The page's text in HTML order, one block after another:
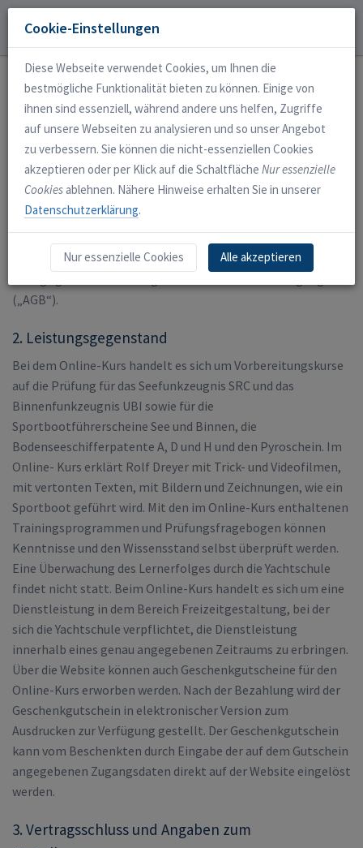
SRC.de
Geschäftsbedingungen
1. Geltungsbereich
Die Website www.src.de (im Folgenden „Website“) wird von
der Rolf Dreyer, Lehrbuchautor + Yachtschule, Inhaber Rolf
Dreyer, Lessingstr. 30, 33604 Bielefeld („Yachtschule“)
Online-Kurs sowie der Erwerb von Geschenkgutscheinen
(„AGB“).
2. Leistungsgegenstand
Bei dem Online-Kurs handelt es sich um Vorbereitungskurse
auf die Prüfung für das Seefunkzeugnis SRC und das
Binnenfunkzeugnis UBI sowie für die
Sportbootführerscheine See und Binnen, die
Bodenseeschifferpatente A, D und H und den Pyroschein. Im
Online- Kurs erklärt Rolf Dreyer mit Trick- und Videofilmen,
mit vertonten Texten, mit Bildern und Zeichnungen, wie ein
Sportboot geführt wird. Mit den im Online-Kurs enthaltenen
Trainingsprogrammen und Prüfungsfragebogen können
Kenntnisse und den Wissensstand selbst überprüft werden.
Eine Überwachung des Lernerfolges durch die Yachtschule
findet nicht statt. Beim Online-Kurs handelt es sich um eine
Dienstleistung in dem Bereich Freizeitgestaltung, bei der
sich die Yachtschule verpflichtet, die Dienstleistung
innerhalb eines genau angegebenen Zeitraums zu erbringen.
Über die Website können auch Geschenkgutscheine für den
Online-Kurs erworben werden. Nach der Bezahlung wird der
Geschenkgutschein in elektronischer Version zum
Ausdrucken zur Verfügung gestellt. Der Geschenkgutschein
kann vom Beschenkten durch Eingabe der auf dem Gutschein
angegebenen Zugangsdaten direkt auf der Website eingelöst
werden.
3. Vertragsschluss und Angaben zum
Cookie-Einstellungen
Diese Webseite verwendet Cookies, um Ihnen die
bestmögliche Funktionalität bieten zu können. Einige von
ihnen sind essenziell, während andere uns helfen, Zugriffe
auf unsere Webseiten zu analysieren und so unser Angebot
zu verbessern. Sie können die nicht-essenziellen Cookies
akzeptieren oder per Klick auf die Schaltfläche Nur essenzielle
Cookies ablehnen. Nähere Hinweise erhalten Sie in unserer
Datenschutzerklärung.
Nur essenzielle Cookies Alle akzeptieren